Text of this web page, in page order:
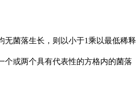
菌落生长，则以小于1乘以最低稀释
个或两个具有代表性的方格内的菌落